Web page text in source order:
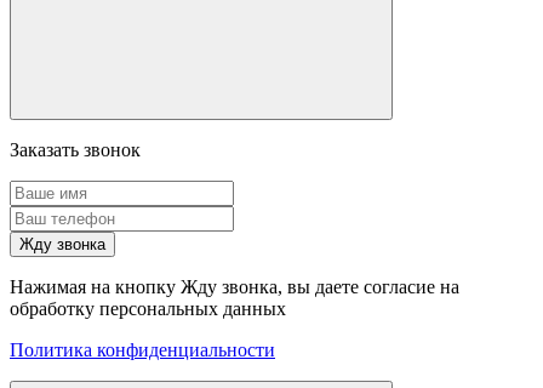
Заказать звонок
Жду звонка
Нажимая на кнопку Жду звонка, вы даете согласие на
обработку персональных данных
Политика конфиденциальности